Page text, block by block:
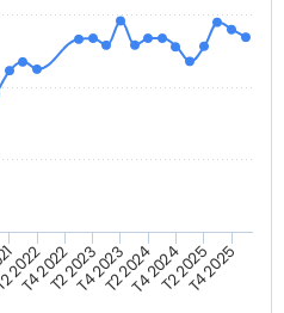
2022
T4 2022T2 2023T4 2023T2 2024T4 2024T2 2025T4 2025